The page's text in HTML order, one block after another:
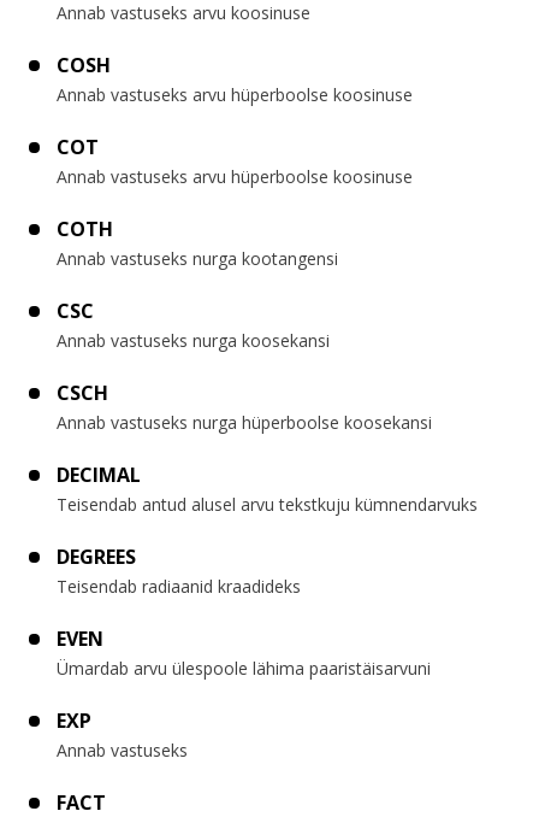
Annab vastuseks arvu koosinuse
COSH
Annab vastuseks arvu hüperboolse koosinuse
COT
Annab vastuseks arvu hüperboolse koosinuse
COTH
Annab vastuseks nurga kootangensi
CSC
Annab vastuseks nurga koosekansi
CSCH
Annab vastuseks nurga hüperboolse koosekansi
DECIMAL
Teisendab antud alusel arvu tekstkuju kümnendarvuks
DEGREES
Teisendab radiaanid kraadideks
EVEN
Ümardab arvu ülespoole lähima paaristäisarvuni
EXP
Annab vastuseks
FACT